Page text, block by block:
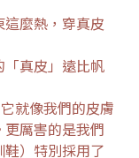
麼熱，穿真皮
真皮」遠比帆
它就像我們的皮膚
厲害的是我們
）特別採用了